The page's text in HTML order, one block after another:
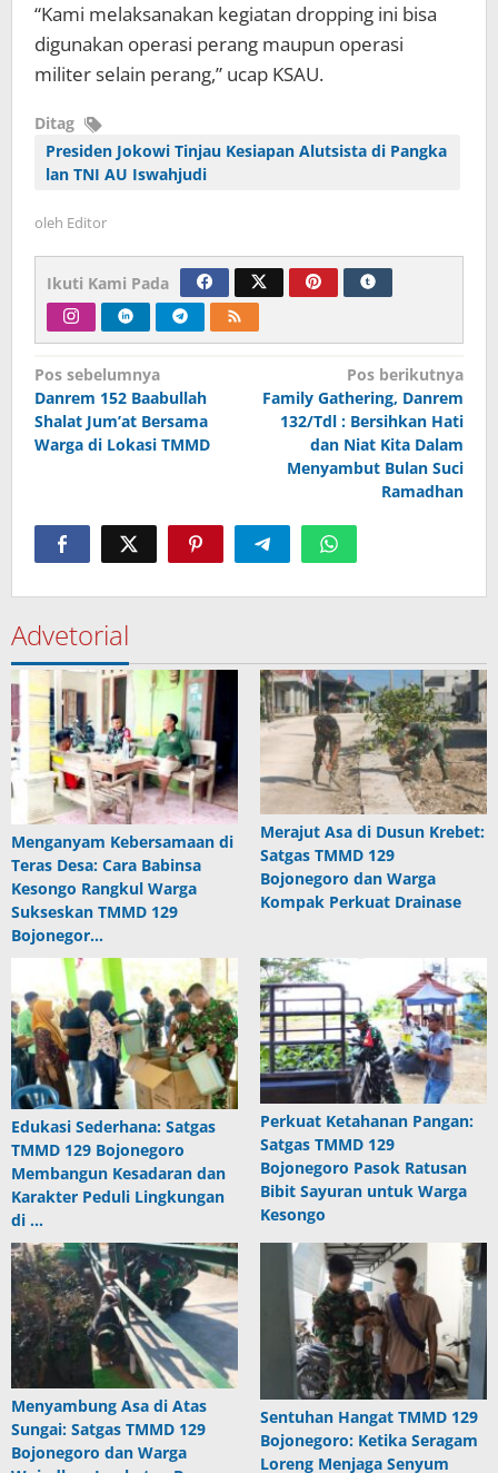
“Kami melaksanakan kegiatan dropping ini bisa
digunakan operasi perang maupun operasi
militer selain perang,” ucap KSAU.
Ditag
Presiden Jokowi Tinjau Kesiapan Alutsista di Pangka
lan TNI AU Iswahjudi
oleh Editor
Ikuti Kami Pada
Navigasi
pos
Pos sebelumnya
Danrem 152 Baabullah
Shalat Jum’at Bersama
Warga di Lokasi TMMD
Pos berikutnya
Family Gathering, Danrem
132/Tdl : Bersihkan Hati
dan Niat Kita Dalam
Menyambut Bulan Suci
Ramadhan
Advetorial
Menganyam Kebersamaan di
Teras Desa: Cara Babinsa
Kesongo Rangkul Warga
Sukseskan TMMD 129
Bojonegor…
Merajut Asa di Dusun Krebet:
Satgas TMMD 129
Bojonegoro dan Warga
Kompak Perkuat Drainase
Edukasi Sederhana: Satgas
TMMD 129 Bojonegoro
Membangun Kesadaran dan
Karakter Peduli Lingkungan
di …
Perkuat Ketahanan Pangan:
Satgas TMMD 129
Bojonegoro Pasok Ratusan
Bibit Sayuran untuk Warga
Kesongo
Menyambung Asa di Atas
Sungai: Satgas TMMD 129
Bojonegoro dan Warga
Sentuhan Hangat TMMD 129
Bojonegoro: Ketika Seragam
Loreng Menjaga Senyum